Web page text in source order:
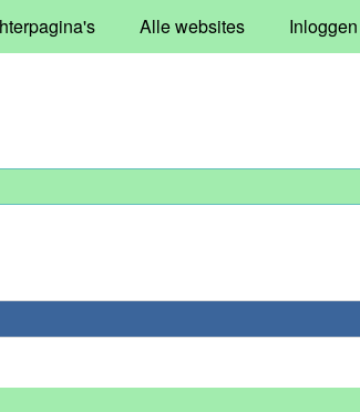
Alle websites Inloggen